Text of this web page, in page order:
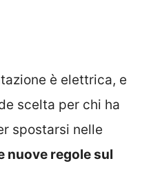
è elettrica, e
scelta per chi ha
spostarsi nelle
nuove regole sul